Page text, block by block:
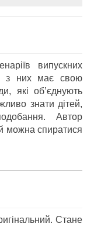
випускних
з них має свою
які об’єднують
знати дітей,
Автор
можна спиратися
Стане